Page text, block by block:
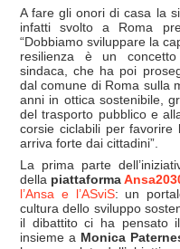
A fare gli onori di casa la
infatti svolto a Roma
“Dobbiamo sviluppare la
resilienza è un
sindaca, che ha poi
dal comune di Roma sulla
anni in ottica sostenibile,
del trasporto pubblico e
corsie ciclabili per
arriva forte dai cittadini”.
La prima parte
della piattaforma
l’Ansa e l’ASviS: un
cultura dello sviluppo
il dibattito ci ha pensato
insieme a Monica